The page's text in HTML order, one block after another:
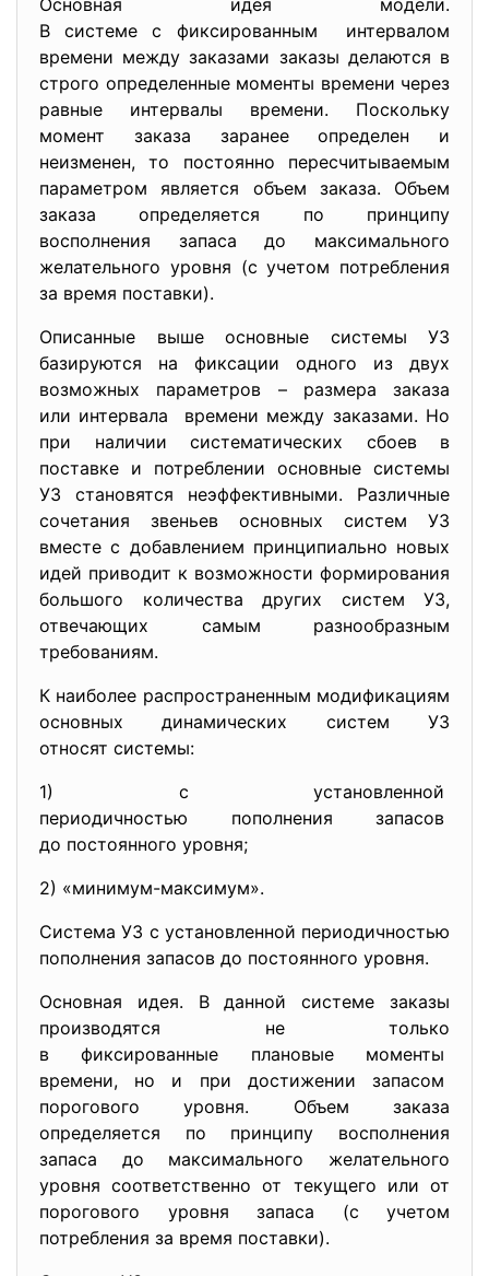
Основная идея модели.
В системе с фиксированным интервалом
времени между заказами заказы делаются в
строго определенные моменты времени через
равные интервалы времени. Поскольку
момент заказа заранее определен и
неизменен, то постоянно пересчитываемым
параметром является объем заказа. Объем
заказа определяется по принципу
восполнения запаса до максимального
желательного уровня (с учетом потребления
за время поставки).
Описанные выше основные системы УЗ
базируются на фиксации одного из двух
возможных параметров – размера заказа
или интервала времени между заказами. Но
при наличии систематических сбоев в
поставке и потреблении основные системы
УЗ становятся неэффективными. Различные
сочетания звеньев основных систем УЗ
вместе с добавлением принципиально новых
идей приводит к возможности формирования
большого количества других систем УЗ,
отвечающих самым разнообразным
требованиям.
К наиболее распространенным модификациям
основных динамических систем УЗ
относят системы:
1) с установленной
периодичностью пополнения запасов
до постоянного уровня;
2) «минимум-максимум».
Система УЗ с установленной периодичностью
пополнения запасов до постоянного уровня.
Основная идея. В данной системе заказы
производятся не только
в фиксированные плановые моменты
времени, но и при достижении запасом
порогового уровня. Объем заказа
определяется по принципу восполнения
запаса до максимального желательного
уровня соответственно от текущего или от
порогового уровня запаса (с учетом
потребления за время поставки).